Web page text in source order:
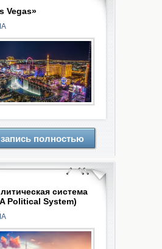
Vegas»
полностью
система
Political System)